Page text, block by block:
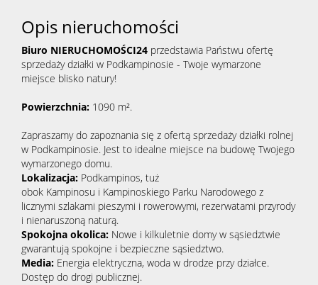
Opis nieruchomości
Biuro NIERUCHOMOŚCI24 przedstawia Państwu ofertę
sprzedaży działki w Podkampinosie - Twoje wymarzone
miejsce blisko natury!
Powierzchnia: 1090 m².
Zapraszamy do zapoznania się z ofertą sprzedaży działki rolnej
w Podkampinosie. Jest to idealne miejsce na budowę Twojego
wymarzonego domu.
Lokalizacja: Podkampinos, tuż
obok Kampinosu i Kampinoskiego Parku Narodowego z
licznymi szlakami pieszymi i rowerowymi, rezerwatami przyrody
i nienaruszoną naturą.
Spokojna okolica: Nowe i kilkuletnie domy w sąsiedztwie
gwarantują spokojne i bezpieczne sąsiedztwo.
Media: Energia elektryczna, woda w drodze przy działce.
Dostęp do drogi publicznej.